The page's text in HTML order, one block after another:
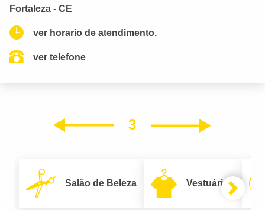
Fortaleza - CE
ver horario de atendimento.
ver telefone
3
Salão de Beleza Vestuário